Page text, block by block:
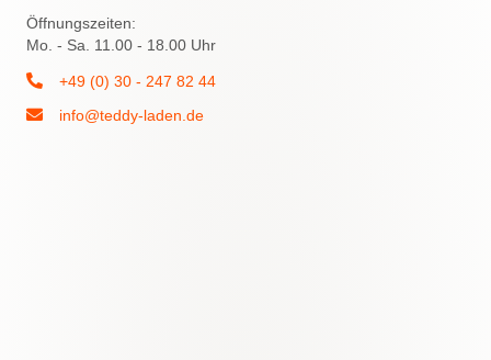
Öffnungszeiten:
Mo. - Sa. 11.00 - 18.00 Uhr
+49 (0) 30 - 247 82 44
info@teddy-laden.de